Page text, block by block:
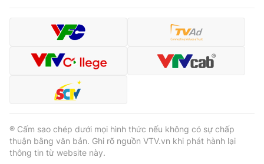
Theo dõi báo trên
® Cấm sao chép dưới mọi hình thức nếu không có sự chấp
thuận bằng văn bản. Ghi rõ nguồn VTV.vn khi phát hành lại
thông tin từ website này.